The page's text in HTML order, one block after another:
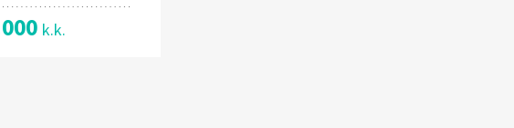
k.k.